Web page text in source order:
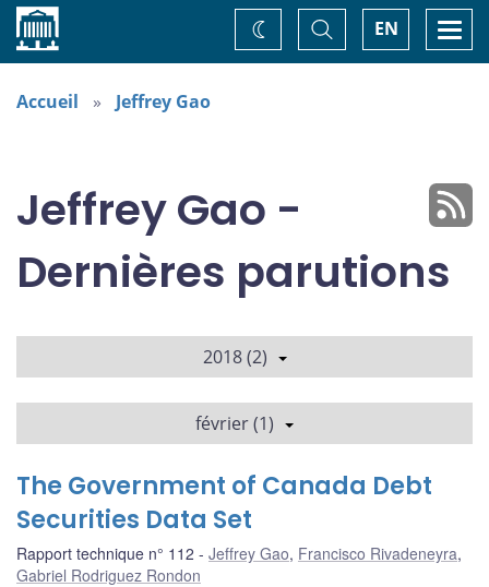
Accueil EN
Basculer
la
recherche
Changez
de
Accueil Jeffrey Gao
Jeffrey Gao -
Dernières parutions
2018 (2)
février (1)
The Government of Canada Debt
Securities Data Set
Rapport technique n° 112 Jeffrey Gao, Francisco Rivadeneyra,
Gabriel Rodriguez Rondon